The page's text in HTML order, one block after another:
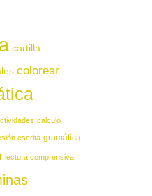
cartilla
colorear
cálculo
escrita gramática
lectura comprensiva